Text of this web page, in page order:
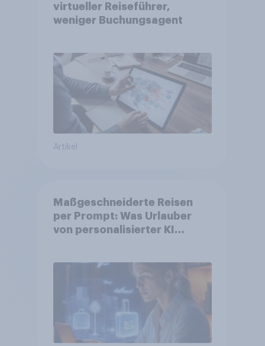
virtueller Reiseführer,
weniger Buchungsagent
Artikel
Maßgeschneiderte Reisen
per Prompt: Was Urlauber
von personalisierter KI
bereits genutzt werden